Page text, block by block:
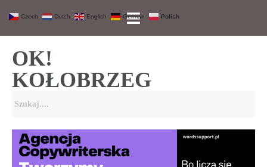
OK!
KOŁOBRZEG
Czech Dutch English German Polish